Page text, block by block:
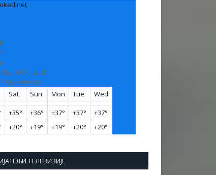
06 August
Day Forecast
Sat Sun Mon Tue Wed
+35° +36° +37° +37° +37°
+20° +19° +19° +20° +20°
ТЕЛЕВИЗИЈЕ